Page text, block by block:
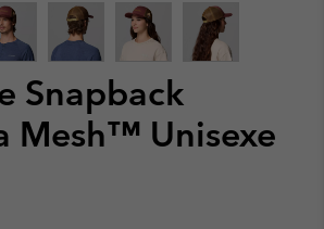
Snapback
Mesh™ Unisexe